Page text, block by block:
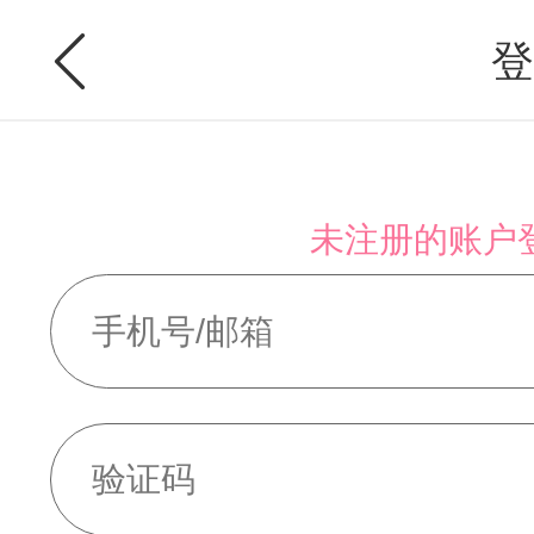
未注册的账户